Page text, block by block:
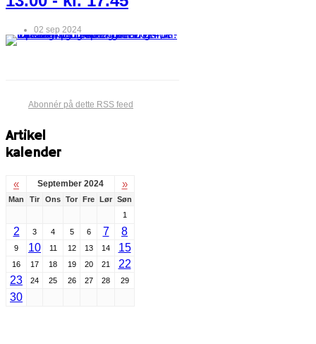
02 sep 2024
Abonnér på dette RSS feed
Artikel
kalender
« September 2024 »
Man Tir Ons Tor Fre Lør Søn
1
2 3 4 5 6 7 8
9 10 11 12 13 14 15
16 17 18 19 20 21
22
23
24 25 26 27 28 29
30